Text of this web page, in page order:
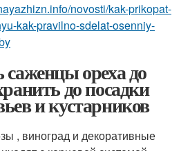
novosti/kak-prikopat-
kak-pravilno-sdelat-osenniy-
ореха до
до посадки
и кустарников
, виноград и декоративные